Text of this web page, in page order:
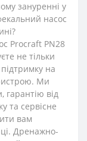
зануренні у
насос
Procraft PN28
не тільки
на
Ми
гарантію від
та сервісне
вам
Дренажно-